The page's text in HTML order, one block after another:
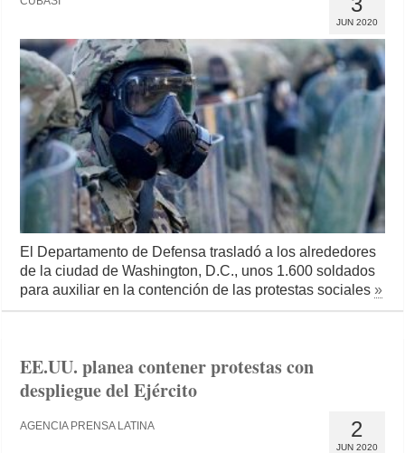
JUN 2020
El Departamento de Defensa trasladó a los alrededores
de la ciudad de Washington, D.C., unos 1.600 soldados
para auxiliar en la contención de las protestas sociales»
EE.UU. planea contener protestas con
despliegue del Ejército
2
JUN 2020
AGENCIA PRENSA LATINA